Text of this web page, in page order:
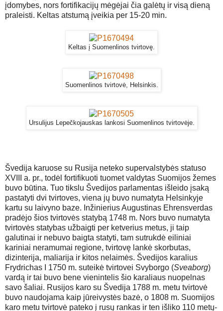
įdomybes, nors fortifikacijų mėgėjai čia galėtų ir visą dieną
praleisti. Keltas atstumą įveikia per 15-20 min.
Keltas į Suomenlinos tvirtovę.
Suomenlinos tvirtovė, Helsinkis.
Ursulijus Lepečkojauskas lankosi Suomenlinos tvirtovėje.
Švedija karuose su Rusija neteko supervalstybės statuso
XVIII a. pr., todėl fortifikuoti tuomet valdytas Suomijos žemes
buvo būtina. Tuo tikslu Švedijos parlamentas išleido įsaką
pastatyti dvi tvirtoves, viena jų buvo numatyta Helsinkyje
kartu su laivyno baze. Inžinierius Augustinas Ehrensverdas
pradėjo šios tvirtovės statybą 1748 m. Nors buvo numatyta
tvirtovės statybas užbaigti per ketverius metus, ji taip
galutinai ir nebuvo baigta statyti, tam sutrukdė eiliniai
kariniai neramumai regione, tvirtovę lankė skorbutas,
dizinterija, maliarija ir kitos nelaimės. Švedijos karalius
Frydrichas I 1750 m. suteikė tvirtovei Svyborgo (Sveaborg)
vardą ir tai buvo bene vienintelis šio karaliaus nuopelnas
savo šaliai. Rusijos karo su Švedija 1788 m. metu tvirtovė
buvo naudojama kaip jūreivystės bazė, o 1808 m. Suomijos
karo metu tvirtovė pateko į rusų rankas ir ten išliko 110 metų-